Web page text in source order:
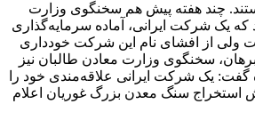
چند هفته پیش هم سخنگوی وزارت
که یک شرکت ایرانی، آماده سرمایه‌گذاری
ولی از افشای نام این شرکت خودداری
سخنگوی وزارت معادن طالبان نیز
گفت: یک شرکت ایرانی علاقه‌‌‌مندی خود را
استخراج سنگ معدن بزرگ غوریان اعلام